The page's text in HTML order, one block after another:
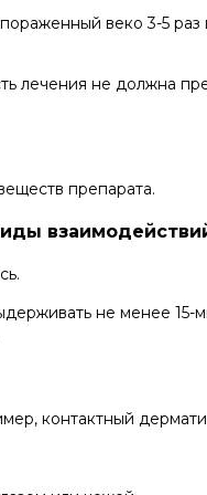
веко 3-5 раз
лечения не должна
препарата.
не менее 15-
контактный